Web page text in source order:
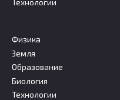
Технологии
Физика
Земля
Образование
Биология
Технологии